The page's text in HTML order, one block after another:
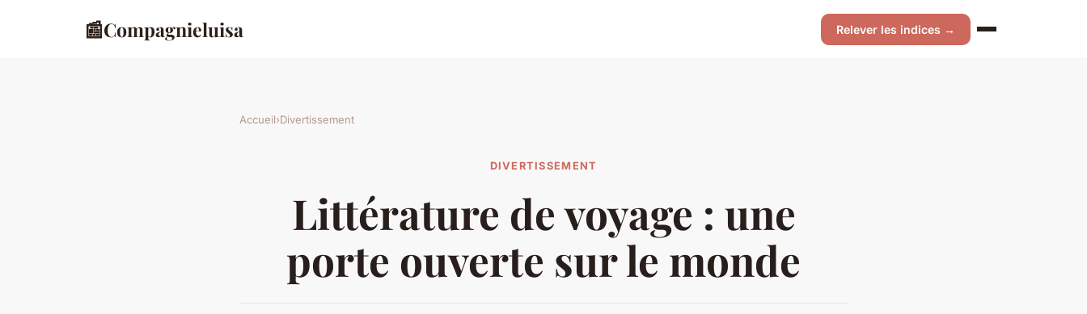
📰Compagnieluisa Relever les indices →
Accueil›Divertissement
DIVERTISSEMENT
Littérature de voyage : une
porte ouverte sur le monde